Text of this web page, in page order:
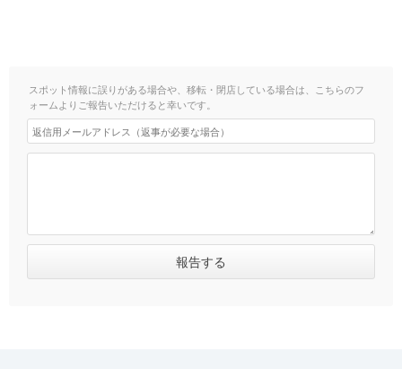
スポット情報に誤りがある場合や、移転・閉店している場合は、こちらのフ
ォームよりご報告いただけると幸いです。